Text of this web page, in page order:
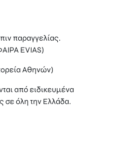
παραγγελίας.
EVIAS)
Αθηνών)
από ειδικευμένα
σε όλη την Ελλάδα.